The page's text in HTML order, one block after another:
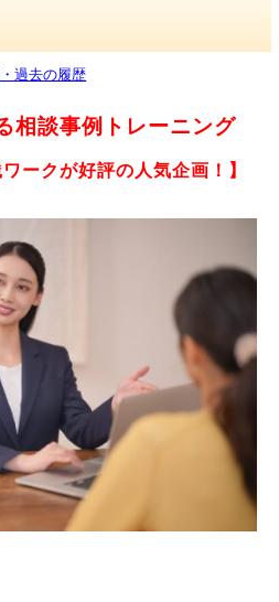
過去の履歴
相談事例トレーニング
ークが好評の人気企画！】